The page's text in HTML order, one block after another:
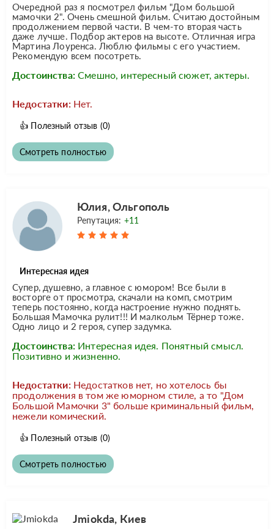
Очередной раз я посмотрел фильм "Дом большой
мамочки 2". Очень смешной фильм. Считаю достойным
продолжением первой части. В чем-то вторая часть
даже лучше. Подбор актеров на высоте. Отличная игра
Мартина Лоуренса. Люблю фильмы с его участием.
Рекомендую всем посотреть.
Достоинства: Смешно, интересный сюжет, актеры.
Недостатки: Нет.
👍 Полезный отзыв (0)
Смотреть полностью
Юлия, Ольгополь
Репутация: +11
Интересная идея
Супер, душевно, а главное с юмором! Все были в
восторге от просмотра, скачали на комп, смотрим
теперь постоянно, когда настроение нужно поднять.
Большая Мамочка рулит!!! И малкольм Тёрнер тоже.
Одно лицо и 2 героя, супер задумка.
Достоинства: Интересная идея. Понятный смысл.
Позитивно и жизненно.
Недостатки: Недостатков нет, но хотелось бы
продолжения в том же юморном стиле, а то "Дом
Большой Мамочки 3" больше криминальный фильм,
нежели комический.
👍 Полезный отзыв (0)
Смотреть полностью
Jmiokda, Киев